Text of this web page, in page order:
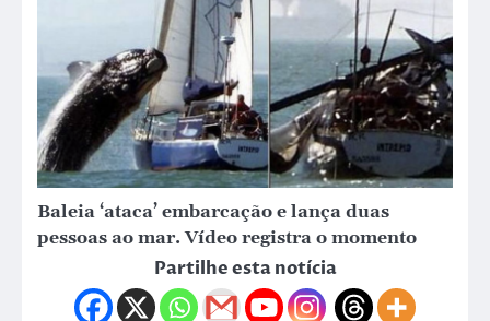
Baleia ‘ataca’ embarcação e lança duas
pessoas ao mar. Vídeo registra o momento
Partilhe esta notícia